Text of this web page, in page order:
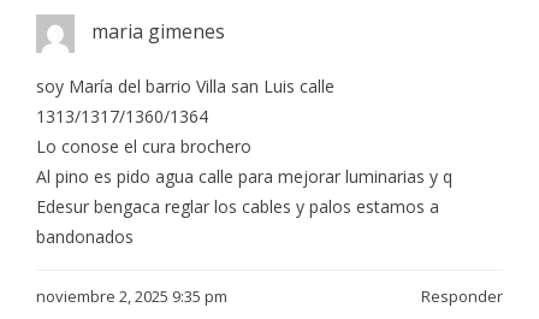
maria gimenes
soy María del barrio Villa san Luis calle
1313/1317/1360/1364
Lo conose el cura brochero
Al pino es pido agua calle para mejorar luminarias y q
Edesur bengaca reglar los cables y palos estamos a
bandonados
noviembre 2, 2025 9:35 pm Responder